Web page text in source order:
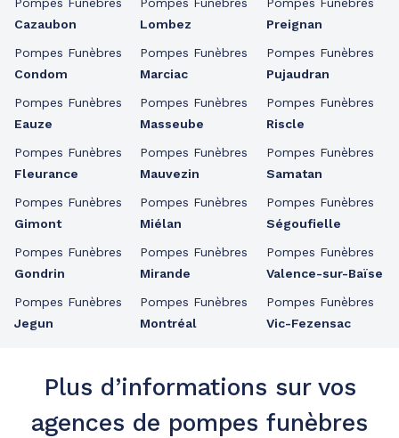
Cazaubon
Pompes Funèbres
Condom
Pompes Funèbres
Eauze
Pompes Funèbres
Fleurance
Pompes Funèbres
Gimont
Pompes Funèbres
Gondrin
Pompes Funèbres
Jegun
Lombez
Pompes Funèbres
Marciac
Pompes Funèbres
Masseube
Pompes Funèbres
Mauvezin
Pompes Funèbres
Miélan
Pompes Funèbres
Mirande
Pompes Funèbres
Montréal
Preignan
Pompes Funèbres
Pujaudran
Pompes Funèbres
Riscle
Pompes Funèbres
Samatan
Pompes Funèbres
Ségoufielle
Pompes Funèbres
Valence-sur-Baïse
Pompes Funèbres
Vic-Fezensac
Plus d’informations sur vos
agences de pompes funèbres